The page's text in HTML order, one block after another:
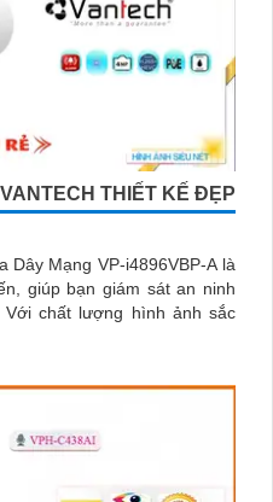
THIẾT KẾ ĐẸP
Dây Mạng VP-i4896VBP-A là
giúp bạn giám sát an ninh